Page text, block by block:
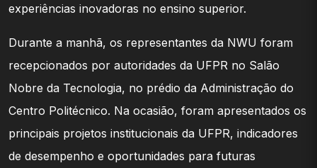
experiências inovadoras no ensino superior.
Durante a manhã, os representantes da NWU foram
recepcionados por autoridades da UFPR no Salão
Nobre da Tecnologia, no prédio da Administração do
Centro Politécnico. Na ocasião, foram apresentados os
principais projetos institucionais da UFPR, indicadores
de desempenho e oportunidades para futuras